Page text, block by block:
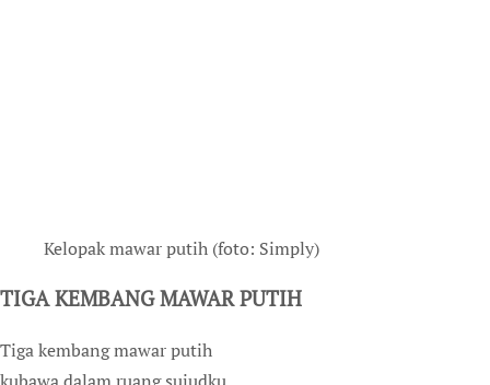
Kelopak mawar putih (foto: Simply)
TIGA KEMBANG MAWAR PUTIH
Tiga kembang mawar putih